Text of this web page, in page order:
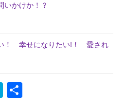
かけか！？
！ 幸せになりたい!！ 愛され
Hatena